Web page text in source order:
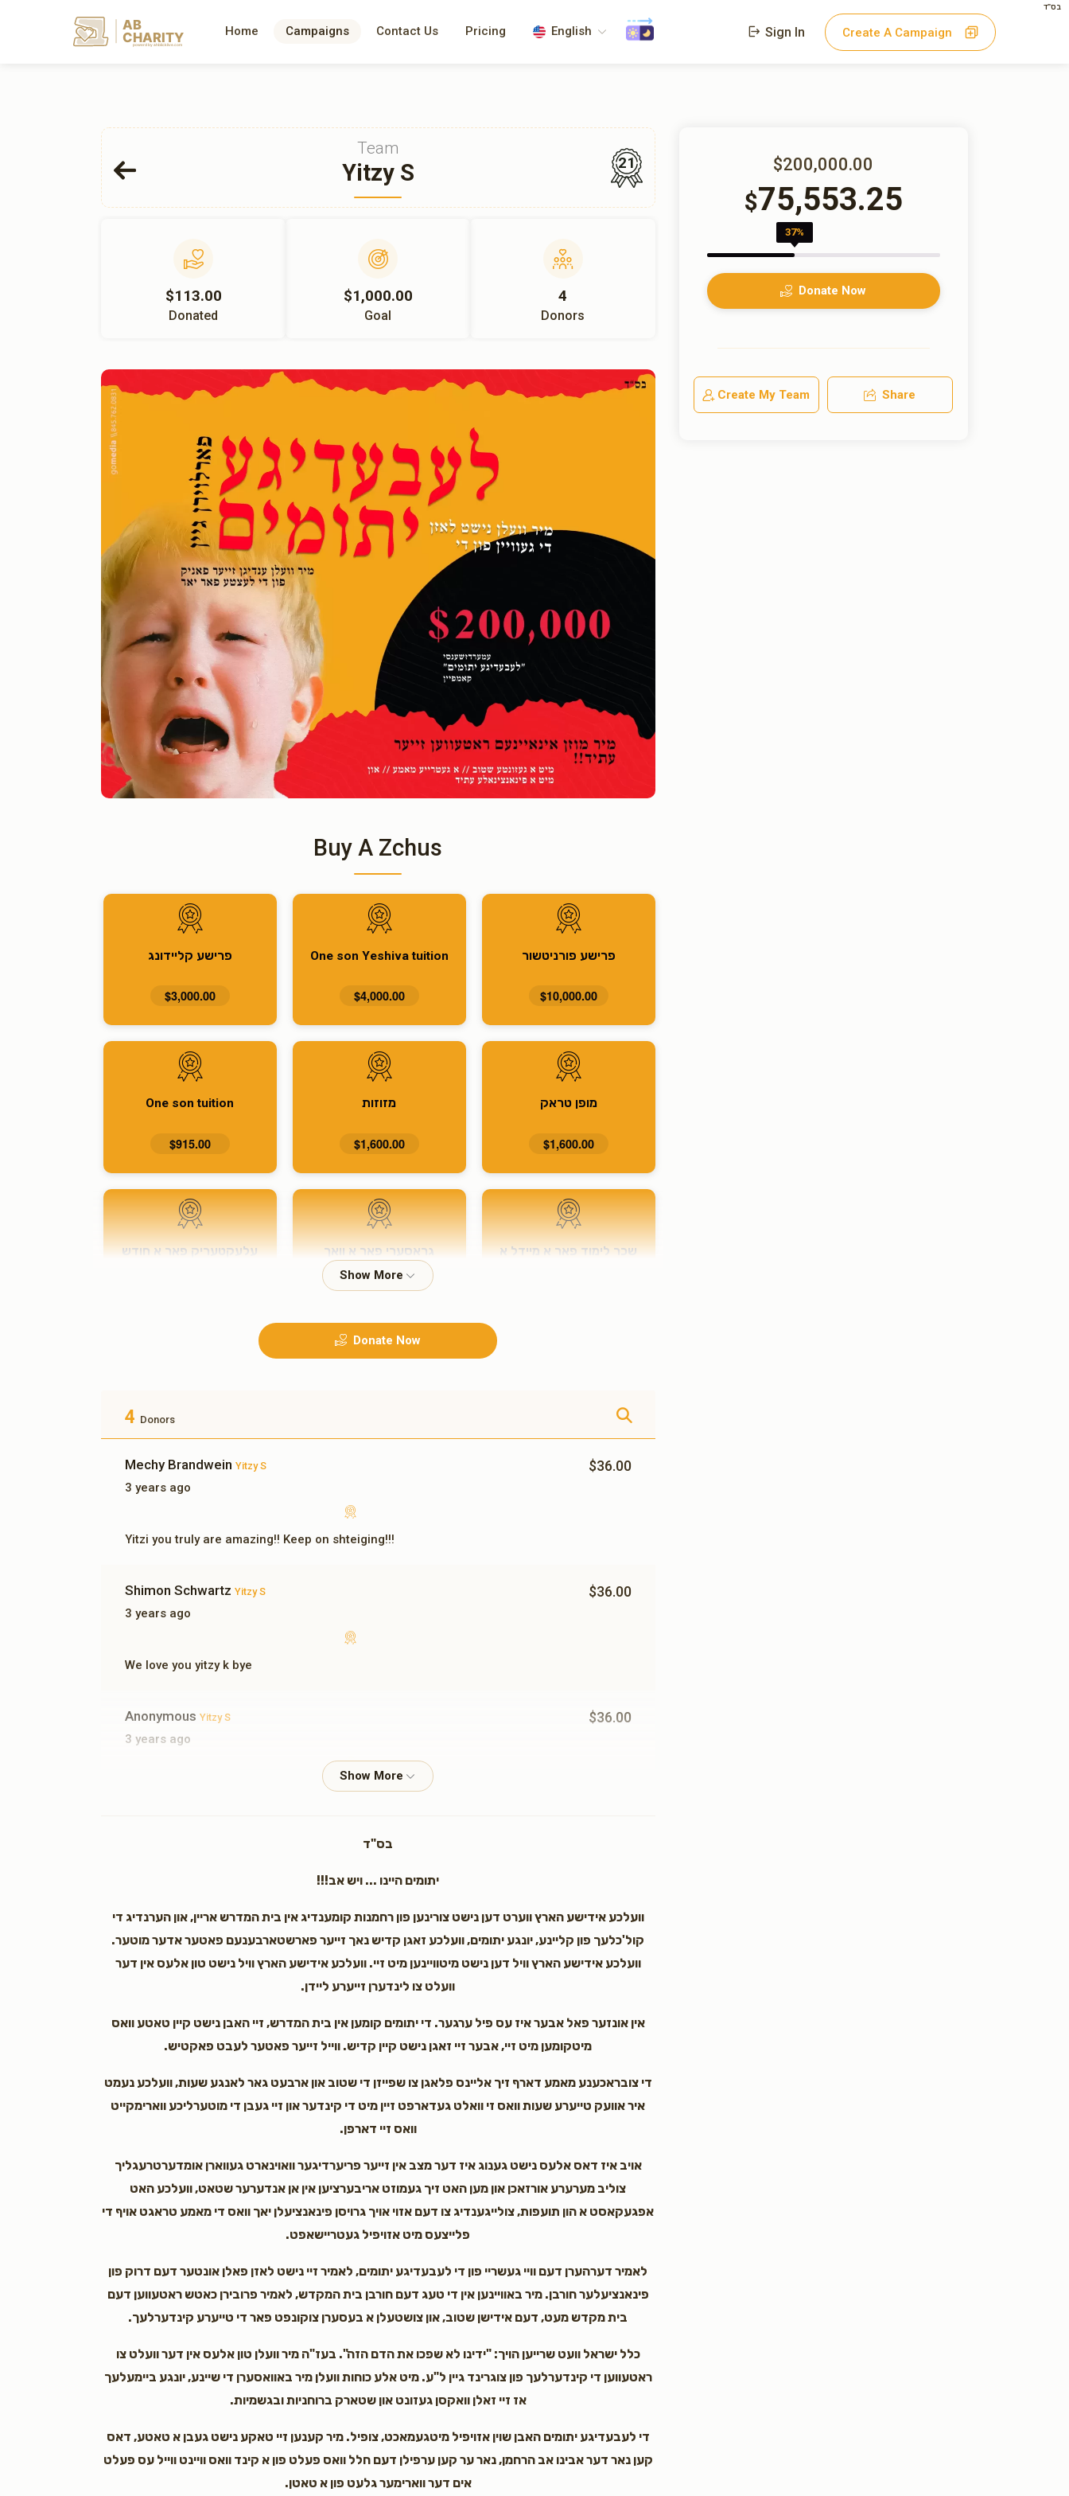
בס"ד
AB
CHARITY
powerd by ahblicklive.com
Home Campaigns Contact Us Pricing English Sign In Create A Campaign
Team
Yitzy S 21
$113.00
Donated
$1,000.00
Goal
4
Donors
Buy A Zchus
פרישע פורניטשור
$10,000.00
One son Yeshiva tuition
$4,000.00
פרישע קליידונג
$3,000.00
מופן טראק
$1,600.00
מזוזות
$1,600.00
One son tuition
$915.00
שכר לימוד פאר א מיידל א
גראסערי פאר א וואך
$500.00
עלעקטעריק פאר א חודש
$180.00
$54.00
Donate Now
4 Donors
Mechy Brandwein Yitzy S
3 years ago
$36.00
Yitzi you truly are amazing!! Keep on shteiging!!!
Shimon Schwartz Yitzy S
3 years ago
$36.00
We love you yitzy k bye
Anonymous Yitzy S
3 years ago
$36.00
בס"ד
יתומים היינו ... ויש אב!!!
וועלכע אידישע הארץ ווערט דען נישט צורינען פון רחמנות קומענדיג אין בית המדרש אריין, און הערנדיג די
קול'כלעך פון קליינע, יונגע יתומים, וועלכע זאגן קדיש נאך זייער פארשטארבענעם פאטער אדער מוטער.
וועלכע אידישע הארץ וויל דען נישט מיטוויינען מיט זיי. וועלכע אידישע הארץ וויל נישט טון אלעס אין דער
וועלט צו לינדערן זייערע ליידן.
אין אונזער פאל אבער איז עס פיל ערגער. די יתומים קומען אין בית המדרש, זיי האבן נישט קיין טאטע וואס
מיטקומען מיט זיי, אבער זיי זאגן נישט קיין קדיש. ווייל זייער פאטער לעבט פאקטיש.
די צובראכענע מאמע דארף זיך אליינס פלאגן צו שפייזן די שטוב און ארבעט גאר לאנגע שעות, וועלכע נעמט
איר אוועק טייערע שעות וואס זי וואלט געדארפט זיין מיט די קינדער און זיי געבן די מוטערליכע ווארימקייט
וואס זיי דארפן.
אויב איז דאס אלעס נישט גענוג איז דער מצב אין זייער פריערדיגער וואוינארט געווארן אומדערטרעגליך
צוליב מערערע אורזאכן און מען האט זיך געמוזט אריבערציען אין אן אנדערער שטאט, וועלכע האט
אפגעקאסט א הון תועפות, צולייגענדיג צו דעם אזוי אויך גרויסן פינאנציעלן יאך וואס די מאמע טראגט אויף די
פלייצעס מיט אזויפיל געטריישאפט.
לאמיר דערהערן דעם וויי געשריי פון די לעבעדיגע יתומים, לאמיר זיי נישט לאזן פאלן אונטער דעם דרוק פון
פינאנציעלער חורבן. מיר באוויינען אין די טעג דעם חורבן בית המקדש, לאמיר פרובירן כאטש ראטעווען דעם
בית מקדש מעט, דעם אידישן שטוב, און צושטעלן א בעסערן צוקונפט פאר די טייערע קינדערלעך.
כלל ישראל וועט שרייען הויך: "ידינו לא שפכו את הדם הזה". בעז"ה מיר וועלן טון אלעס אין דער וועלט צו
ראטעווען די קינדערלעך פון צוגרינד גיין ל"ע. מיט אלע כוחות וועלן מיר באוואסערן די שיינע, יונגע ביימעלעך
אז זיי זאלן וואקסן געזונט און שטארק ברוחניות ובגשמיות.
די לעבעדיגע יתומים האבן שוין אזויפיל מיטגעמאכט, צופיל. מיר קענען זיי טאקע נישט געבן א טאטע, דאס
קען נאר דער אבינו אב הרחמן, נאר ער קען ערפילן דעם חלל וואס פעלט פון א קינד וואס וויינט ווייל עס פעלט
אים דער ווארימער גלעט פון א טאטן.
$200,000.00
$75,553.25
37%
Donate Now
Create My Team Share